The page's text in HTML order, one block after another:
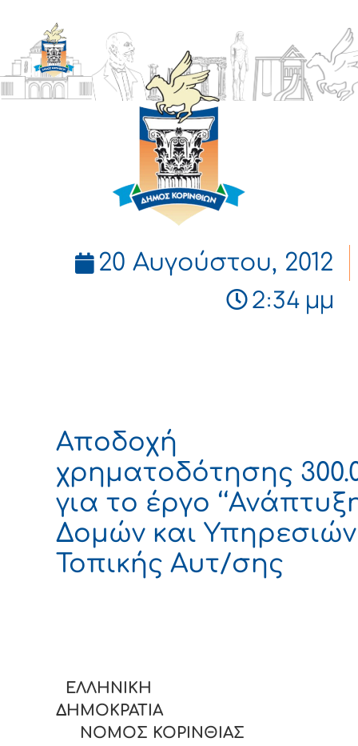
ΔΗΜΟΣ
ΚΟΡΙΝΘΙΩΝ
20 Αυγούστου, 2012
2:34 μμ
Αποδοχή
χρηματοδότησης
για το έργο
Δομών και
Τοπικής Αυτ/σης
ΕΛΛΗΝΙΚΗ
ΔΗΜΟΚΡΑΤΙΑ
ΝΟΜΟΣ ΚΟΡΙΝΘΙΑΣ